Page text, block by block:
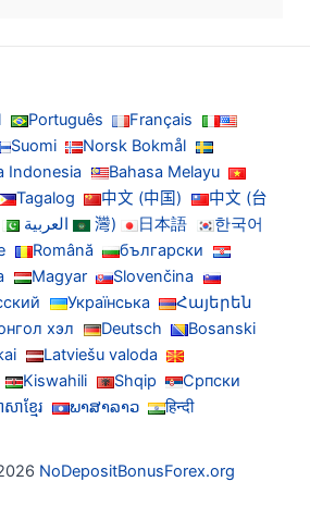
Português
Français
Suomi
Norsk Bokmål
Indonesia
Bahasa Melayu
ทย Tagalog 中文 (中国)
中文 (台
灣)
日本語 한국어 العربية
Română
български
Magyar
Slovenčina
Русский Українська
Հայերեն
Монгол хэл Deutsch
Bosanski
Latviešu valoda
Kiswahili Shqip
Српски
ភាសាខ្មែរ ພາສາລາວ हिन्दी
© 2026NoDepositBonusForex.org